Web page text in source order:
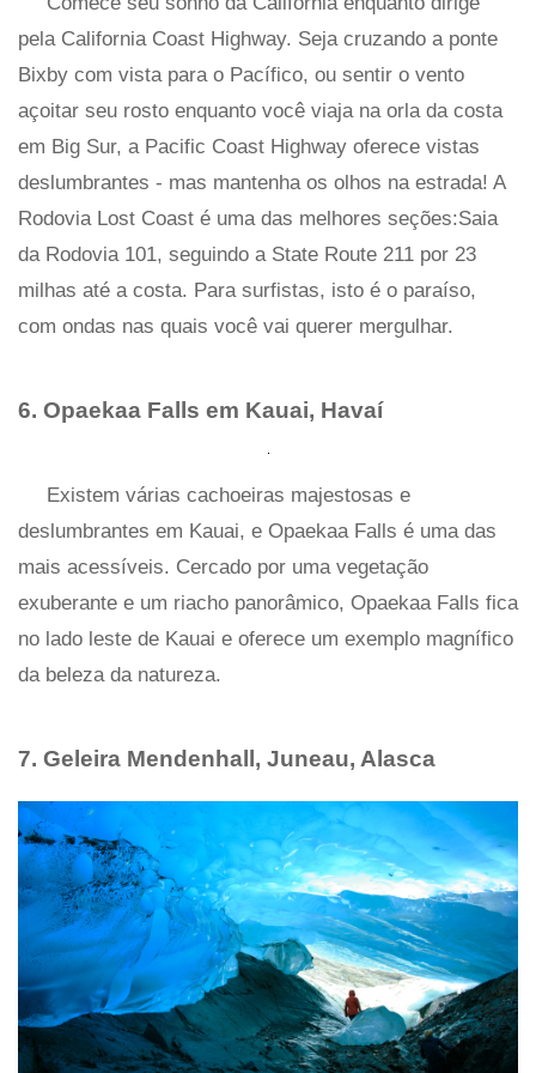
pela California Coast Highway. Seja cruzando a ponte
Bixby com vista para o Pacífico, ou sentir o vento
açoitar seu rosto enquanto você viaja na orla da costa
em Big Sur, a Pacific Coast Highway oferece vistas
deslumbrantes - mas mantenha os olhos na estrada! A
Rodovia Lost Coast é uma das melhores seções:Saia
da Rodovia 101, seguindo a State Route 211 por 23
milhas até a costa. Para surfistas, isto é o paraíso,
com ondas nas quais você vai querer mergulhar.
6. Opaekaa Falls em Kauai, Havaí
Existem várias cachoeiras majestosas e
deslumbrantes em Kauai, e Opaekaa Falls é uma das
mais acessíveis. Cercado por uma vegetação
exuberante e um riacho panorâmico, Opaekaa Falls fica
no lado leste de Kauai e oferece um exemplo magnífico
da beleza da natureza.
7. Geleira Mendenhall, Juneau, Alasca